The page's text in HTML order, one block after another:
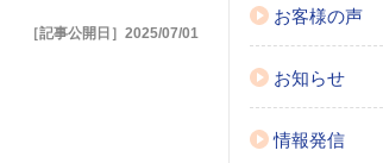
［記事公開日］2025/07/01
お客様の声
お知らせ
情報発信